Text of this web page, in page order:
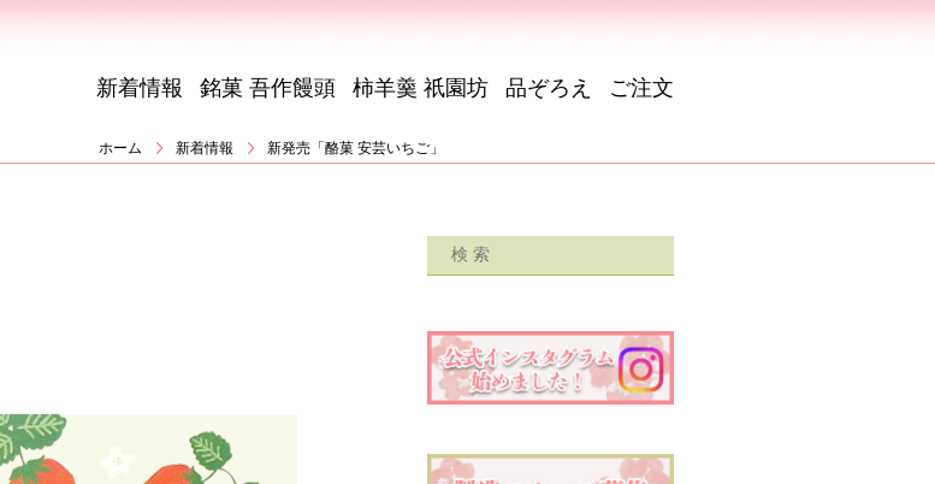
新着情報 銘菓 吾作饅頭 柿羊羹 祇園坊 品ぞろえ ご注文
ホーム 新着情報 新発売「酪菓 安芸いちご」